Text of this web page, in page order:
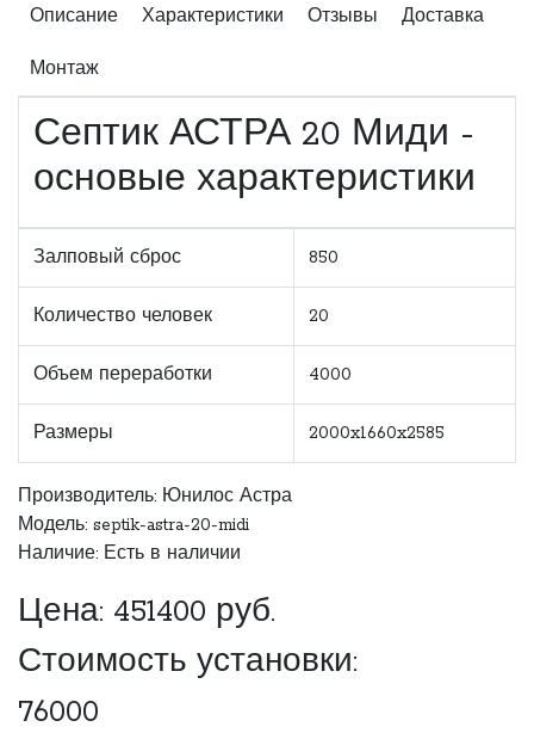
Описание Характеристики Отзывы Доставка
Монтаж
Септик АСТРА 20 Миди -
основые характеристики
Залповый сброс 850
Количество человек 20
Объем переработки 4000
Размеры 2000x1660x2585
Производитель: Юнилос Астра
Модель: septik-astra-20-midi
Наличие: Есть в наличии
Цена: 451400 руб.
Стоимость установки:
76000